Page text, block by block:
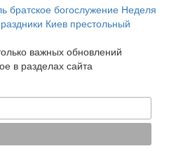
братское богослужение Неделя
Киев престольный
важных обновлений
в разделах сайта